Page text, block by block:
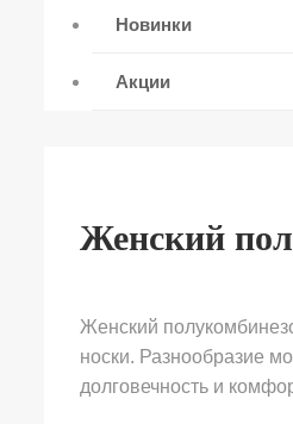
Новинки
Акции
Женский
Женский
носки. Разнообразие
долговечность и